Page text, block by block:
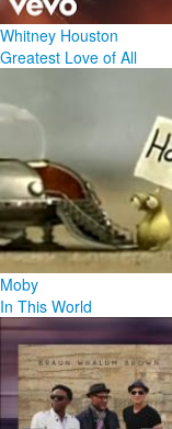
Whitney Houston
Greatest Love of All
Moby
In This World